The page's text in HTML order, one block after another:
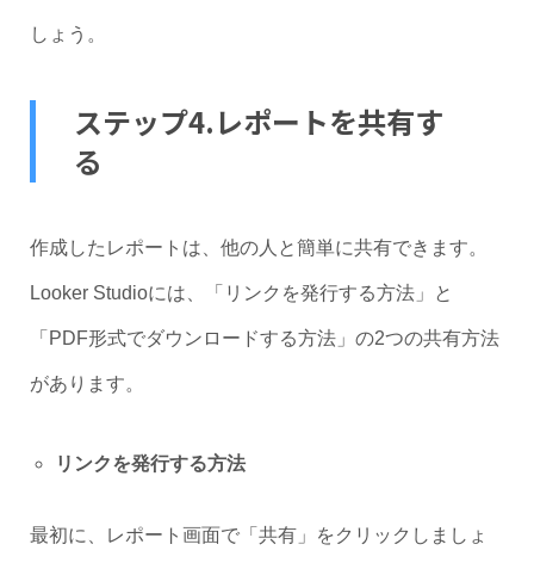
しょう。
ステップ4.レポートを共有す
る
作成したレポートは、他の人と簡単に共有できます。
Looker Studioには、「リンクを発行する方法」と
「PDF形式でダウンロードする方法」の2つの共有方法
があります。
リンクを発行する方法
最初に、レポート画面で「共有」をクリックしましょ